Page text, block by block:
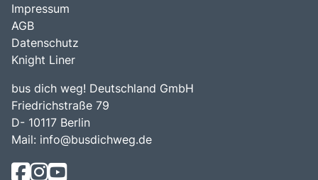
Impressum
AGB
Datenschutz
Knight Liner
bus dich weg! Deutschland GmbH
Friedrichstraße 79
D- 10117 Berlin
Mail: info@busdichweg.de